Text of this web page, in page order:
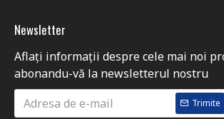
Newsletter
Aflați informații despre cele mai noi
abonandu-vă la newsletterul nostru
Trimite